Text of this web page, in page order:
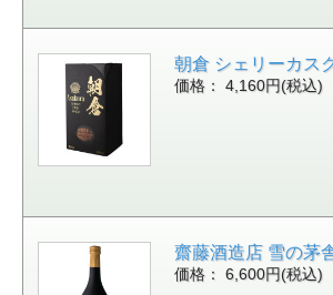
朝倉 シェリーカス
価格： 4,160円(税込)
齋藤酒造店 雪の茅
価格： 6,600円(税込)